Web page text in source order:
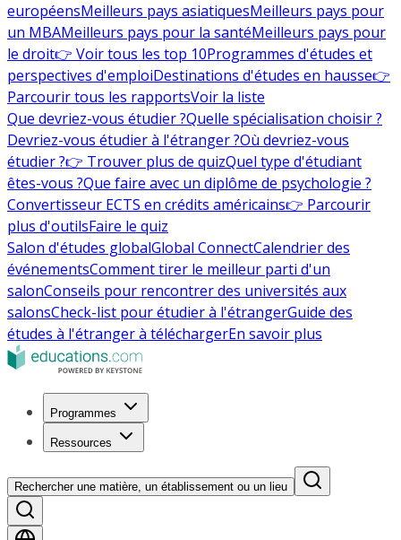
européensMeilleurs pays asiatiquesMeilleurs pays pour
un MBAMeilleurs pays pour la santéMeilleurs pays pour
le droit👉 Voir tous les top 10Programmes d'études et
perspectives d'emploiDestinations d'études en hausse👉
Parcourir tous les rapportsVoir la liste
Que devriez-vous étudier ?Quelle spécialisation choisir ?
Devriez-vous étudier à l'étranger ?Où devriez-vous
étudier ?👉 Trouver plus de quizQuel type d'étudiant
êtes-vous ?Que faire avec un diplôme de psychologie ?
Convertisseur ECTS en crédits américains👉 Parcourir
plus d'outilsFaire le quiz
Salon d'études globalGlobal ConnectCalendrier des
événementsComment tirer le meilleur parti d'un
salonConseils pour rencontrer des universités aux
salonsCheck-list pour étudier à l'étrangerGuide des
études à l'étranger à téléchargerEn savoir plus
Programmes
Ressources
Rechercher une matière, un établissement ou un lieu